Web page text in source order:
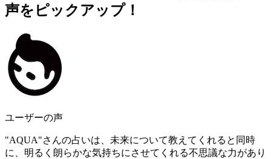
声をピックアップ！
ユーザーの声
"AQUA"さんの占いは、未来について教えてくれると同時
に、 明るく朗らかな気持ちにさせてくれる不思議な力があり